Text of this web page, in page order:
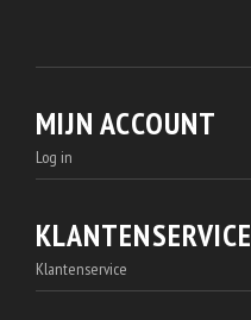
MIJN ACCOUNT
Log in
Bestellingen
Accountgegevens
KLANTENSERVICE
Klantenservice